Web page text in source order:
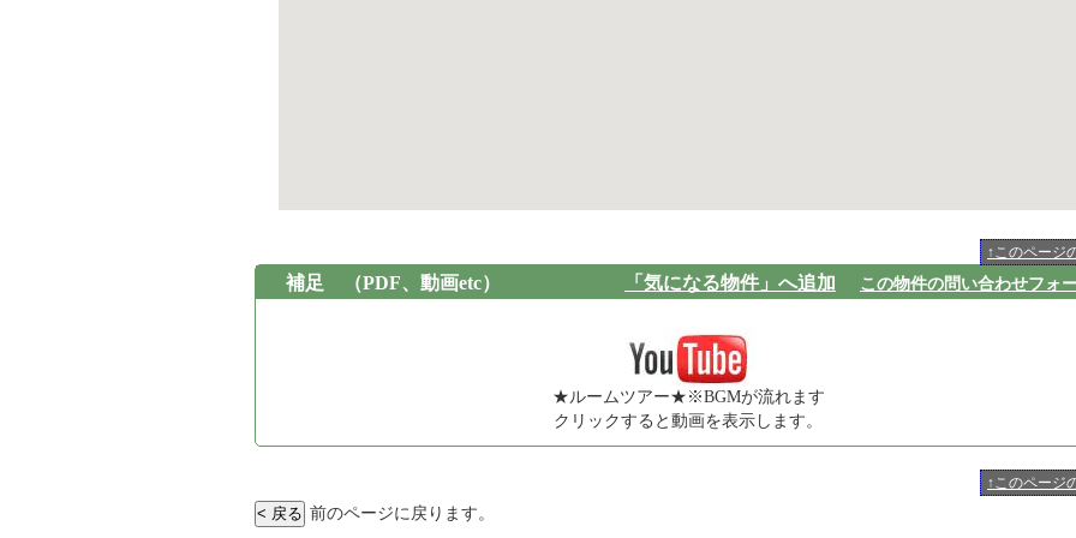
↑このページ
補足 （PDF、動画etc） 「気になる物件」へ追加 この物件の問い合わせフォ
★ルームツアー★※BGMが流れます
クリックすると動画を表示します。
↑このページ
前のページに戻ります。